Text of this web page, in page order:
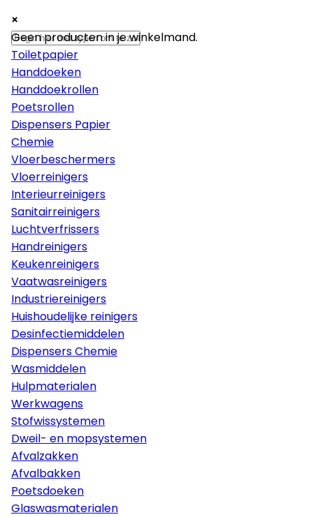
×
Papier
Toiletpapier
Handdoeken
Handdoekrollen
Poetsrollen
Dispensers Papier
Chemie
Vloerbeschermers
Vloerreinigers
Interieurreinigers
Sanitairreinigers
Luchtverfrissers
Handreinigers
Keukenreinigers
Vaatwasreinigers
Industriereinigers
Huishoudelijke reinigers
Desinfectiemiddelen
Dispensers Chemie
Wasmiddelen
Hulpmaterialen
Werkwagens
Stofwissystemen
Dweil- en mopsystemen
Afvalzakken
Afvalbakken
Poetsdoeken
Glaswasmaterialen
×
×
Geen producten in je winkelmand.